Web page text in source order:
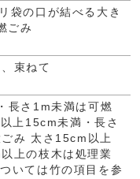
袋の口が結べる大き
ごみ
束ねて
長さ1m未満は可燃
上15cm未満・長さ
み 太さ15cm以上
上の枝木は処理業
いては竹の項目を参